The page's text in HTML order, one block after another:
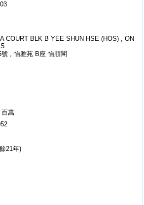
COURT BLK B YEE SHUN HSE (HOS) , ON
號 , 怡雅苑 B座 怡順閣
百萬
21年)